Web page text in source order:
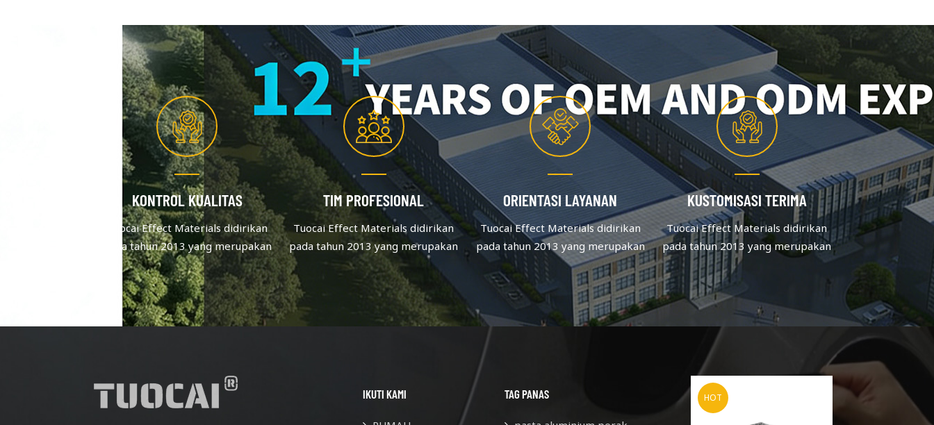
KONTROL KUALITAS
Tuocai Effect Materials didirikan
pada tahun 2013 yang merupakan
produsen pigmen aluminium yang
berfokus pada kualitas & inovasi.
Setelah upaya terus menerus, staf
yang ada lebih dari 60.
TIM PROFESIONAL
Tuocai Effect Materials didirikan
pada tahun 2013 yang merupakan
produsen pigmen aluminium yang
berfokus pada kualitas & inovasi.
Setelah upaya terus menerus, staf
yang ada lebih dari 60.
ORIENTASI LAYANAN
Tuocai Effect Materials didirikan
pada tahun 2013 yang merupakan
produsen pigmen aluminium yang
berfokus pada kualitas & inovasi.
Setelah upaya terus menerus, staf
yang ada lebih dari 60.
KUSTOMISASI TERIMA
Tuocai Effect Materials didirikan
pada tahun 2013 yang merupakan
produsen pigmen aluminium yang
berfokus pada kualitas & inovasi.
Setelah upaya terus menerus, staf
yang ada lebih dari 60.
IKUTI KAMI TAG PANAS